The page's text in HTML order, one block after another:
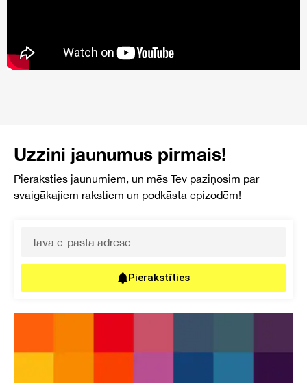
Uzzini jaunumus pirmais!
Pieraksties jaunumiem, un mēs Tev paziņosim par
svaigākajiem rakstiem un podkāsta epizodēm!
Pierakstīties